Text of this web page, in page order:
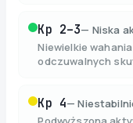
Kp 2–3— Niska
Niewielkie
odczuwalnych
Kp 4—